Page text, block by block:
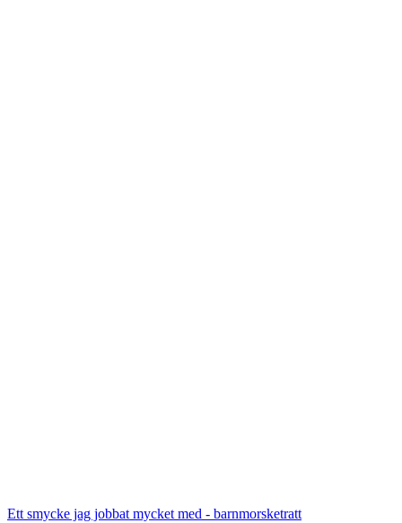
Ett smycke jag jobbat mycket med - barnmorsketratt